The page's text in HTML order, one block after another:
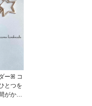
ーꕤ コ
とつを
がかか